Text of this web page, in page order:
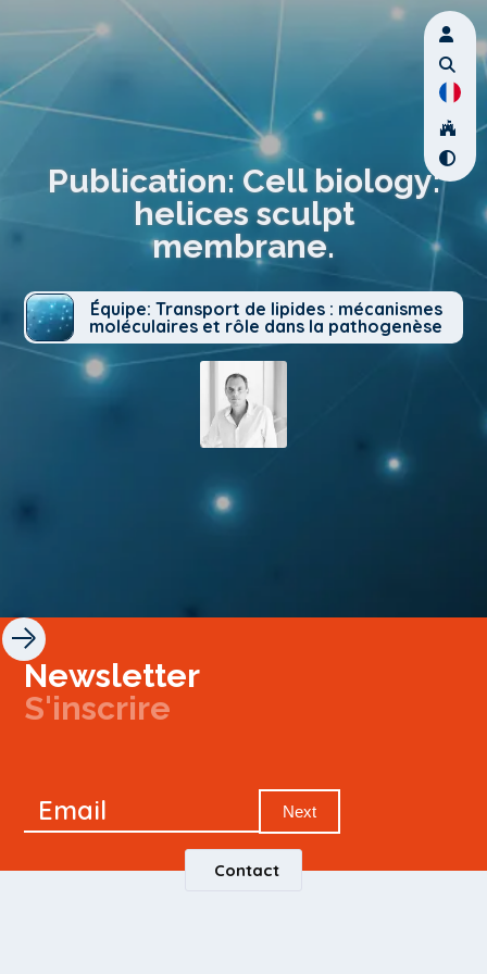
Publication: Cell biology:
helices sculpt
membrane.
Équipe: Transport de lipides : mécanismes
moléculaires et rôle dans la pathogenèse
Newsletter
S'inscrire
Signup
Email Next
Contact